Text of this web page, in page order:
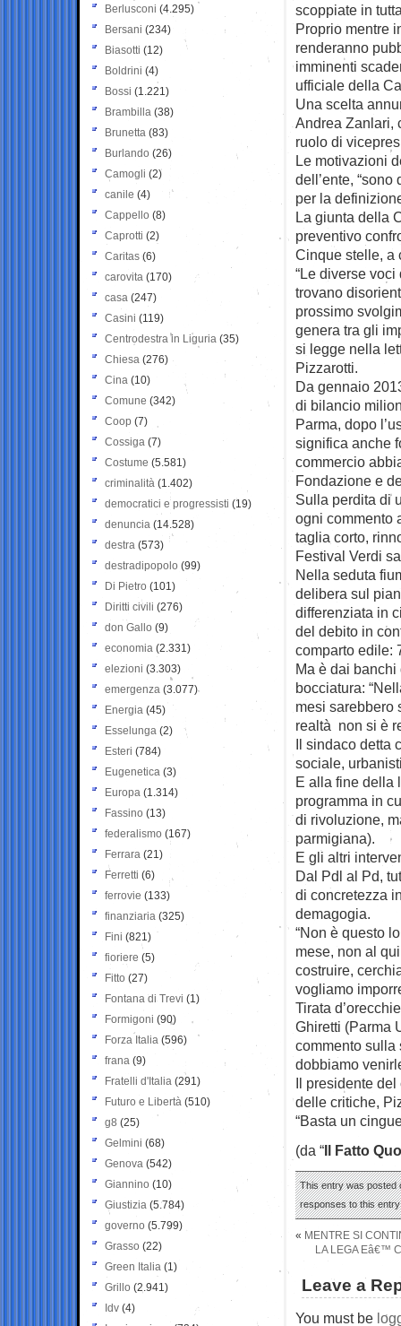
scoppiate in
Proprio mentre
renderanno
imminenti
ufficiale della
Una scelta
Andrea Zanlari,
ruolo di
Le motivazioni
dell’ente,
per la
La giunta della
preventivo
Cinque stelle, a
“Le diverse
trovano
prossimo
genera tra gli
si legge nella
Pizzarotti.
Da gennaio
di bilancio
Parma, dopo
significa anche
commercio
Fondazione e
Sulla perdita di
ogni commento
taglia corto,
Festival Verdi
Nella seduta
delibera sul
differenziata in
del debito in
comparto edile:
Ma è dai
bocciatura:
mesi sarebbero
realtà non si è
Il sindaco detta
sociale,
E alla fine della
programma in
di rivoluzione,
parmigiana).
E gli altri
Dal Pdl al Pd,
di concretezza
demagogia.
“Non è questo
mese, non al
costruire,
vogliamo
Tirata
Ghiretti (Parma
commento sulla
dobbiamo
Il presidente del
delle critiche,
“Basta un
(da “Il Fatto
This entry was posted
responses to this
« MENTRE SI
LA LEGA Eâ€™
Leave a
You must be
Berlusconi (4.295)
Bersani (234)
Biasotti (12)
Boldrini (4)
Bossi (1.221)
Brambilla (38)
Brunetta (83)
Burlando (26)
Camogli (2)
canile (4)
Cappello (8)
Caprotti (2)
Caritas (6)
carovita (170)
casa (247)
Casini (119)
Centrodestra in Liguria (35)
Chiesa (276)
Cina (10)
Comune (342)
Coop (7)
Cossiga (7)
Costume (5.581)
criminalità (1.402)
democratici e progressisti (19)
denuncia (14.528)
destra (573)
destradipopolo (99)
Di Pietro (101)
Diritti civili (276)
don Gallo (9)
economia (2.331)
elezioni (3.303)
emergenza (3.077)
Energia (45)
Esselunga (2)
Esteri (784)
Eugenetica (3)
Europa (1.314)
Fassino (13)
federalismo (167)
Ferrara (21)
Ferretti (6)
ferrovie (133)
finanziaria (325)
Fini (821)
fioriere (5)
Fitto (27)
Fontana di Trevi (1)
Formigoni (90)
Forza Italia (596)
frana (9)
Fratelli d'Italia (291)
Futuro e Libertà (510)
g8 (25)
Gelmini (68)
Genova (542)
Giannino (10)
Giustizia (5.784)
governo (5.799)
Grasso (22)
Green Italia (1)
Grillo (2.941)
Idv (4)